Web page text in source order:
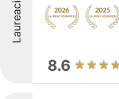
Laureaci
8.6